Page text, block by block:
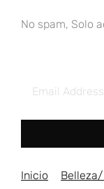
No spam, Solo
Inicio Belleza/